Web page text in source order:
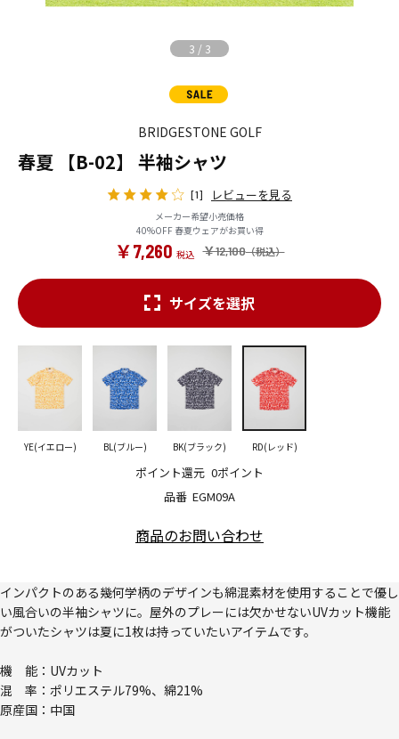
3 / 3
BRIDGESTONE GOLF
春夏 【B-02】 半袖シャツ
[1] レビューを見る
メーカー希望小売価格
40%OFF 春夏ウェアがお買い得
￥12,100
￥7,260
品番 EGM09A
ポイント還元 0ポイント
サイズを選択
YE(イエロー) BL(ブルー) BK(ブラック) RD(レッド)
商品のお問い合わせ
インパクトのある幾何学柄のデザインも綿混素材を使用することで優し
い風合いの半袖シャツに。屋外のプレーには欠かせないUVカット機能
がついたシャツは夏に1枚は持っていたいアイテムです。
機 能：UVカット
混 率：ポリエステル79%、綿21%
原産国：中国